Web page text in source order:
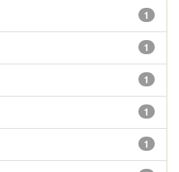
1
1
1
1
1